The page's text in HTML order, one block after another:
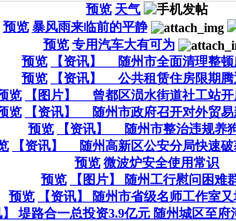
预览 天气
预览 暴风雨来临前的平静
预览 专用汽车大有可为
预览
【资讯】 随州市全面清理整顿
预览
【资讯】 公共租赁住房限期腾
览
【图片】 曾都区涢水街道社工站开
览
【资讯】 随州市政府召开对外贸易
预览
【资讯】 随州市整治违规养
【资讯】 随州高新区公安分局快速破
预览 微波炉安全使用常识
预览
【图片】 随州工行慰问困难
预览
【资讯】 随州市省级名师工作室
】 堤路合一总投资3.9亿元 随州城区至